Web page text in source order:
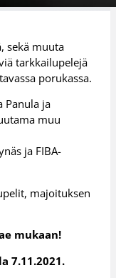
sekä muuta
tarkkailupelejä
porukassa.
Panula ja
muu
ja FIBA-
majoituksen
mukaan!
7.11.2021.